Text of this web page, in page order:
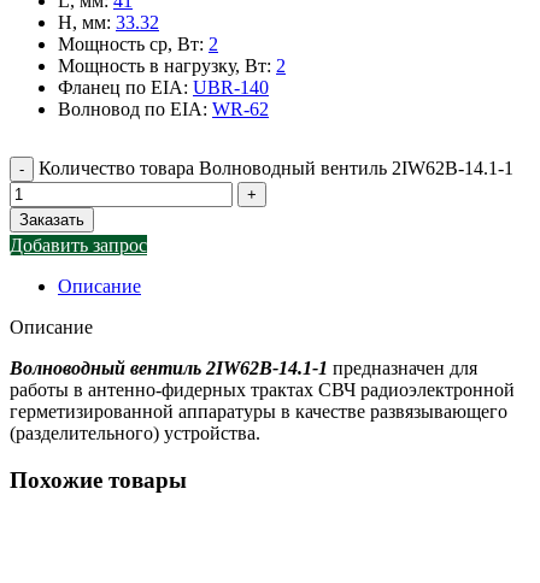
H, мм: 33.32
Мощность ср, Вт: 2
Мощность в нагрузку, Вт: 2
Фланец по EIA: UBR-140
Волновод по EIA: WR-62
Количество товара Волноводный вентиль 2IW62B-14.1-1
Заказать
Добавить запрос
Описание
Описание
Волноводный вентиль 2IW62B-14.1-1 предназначен для
работы в антенно-фидерных трактах СВЧ радиоэлектронной
герметизированной аппаратуры в качестве развязывающего
(разделительного) устройства.
Похожие товары